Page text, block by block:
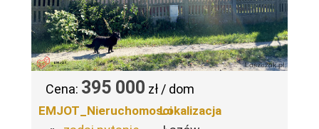
Cena: 395 000 zł / dom
EMJOT_NieruchomosciLokalizacja